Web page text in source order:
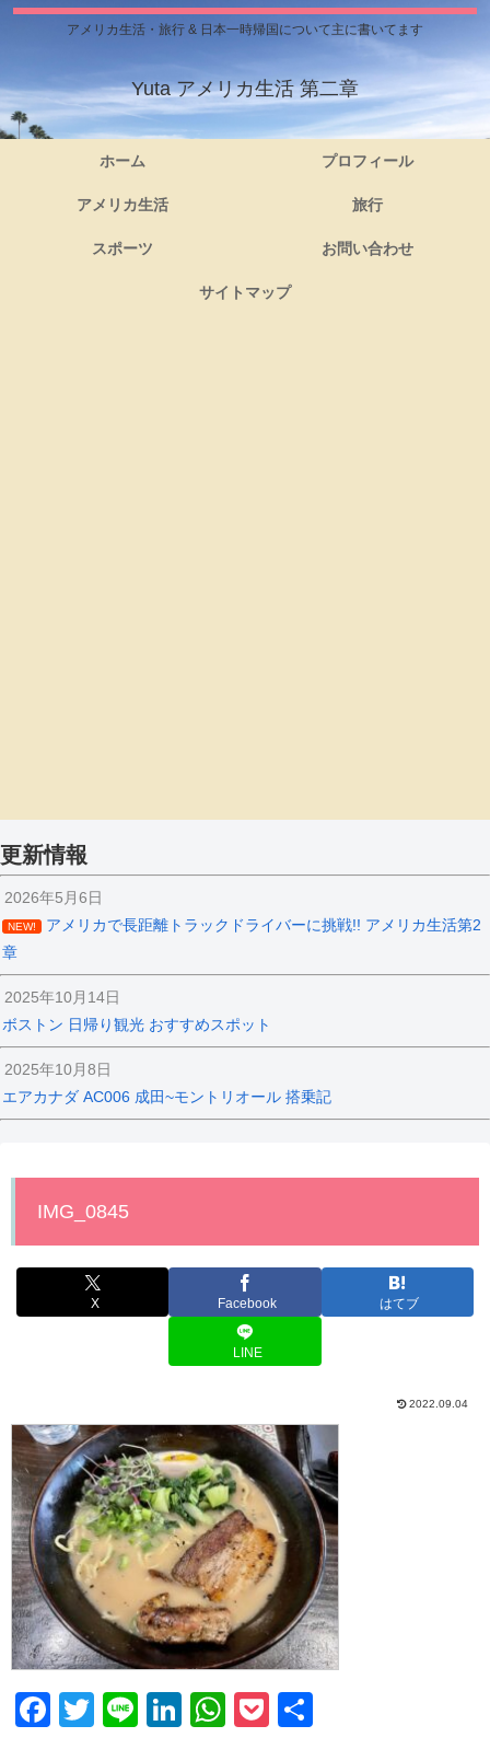
アメリカ生活・旅行 & 日本一時帰国について主に書いてます
Yuta アメリカ生活 第二章
ホーム プロフィール
アメリカ生活 旅行
スポーツ お問い合わせ
サイトマップ
更新情報
2026年5月6日
NEW!
アメリカで長距離トラックドライバーに挑戦!! アメリカ生活第2
章
2025年10月14日
ボストン 日帰り観光 おすすめスポット
2025年10月8日
エアカナダ AC006 成田~モントリオール 搭乗記
IMG_0845
X Facebook はてブ
LINE
2022.09.04
F
T
Li
Li
W P